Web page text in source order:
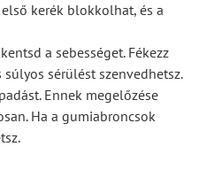
kerék blokkolhat, és a
a sebességet. Fékezz
sérülést szenvedhetsz.
Ennek megelőzése
Ha a gumiabroncsok